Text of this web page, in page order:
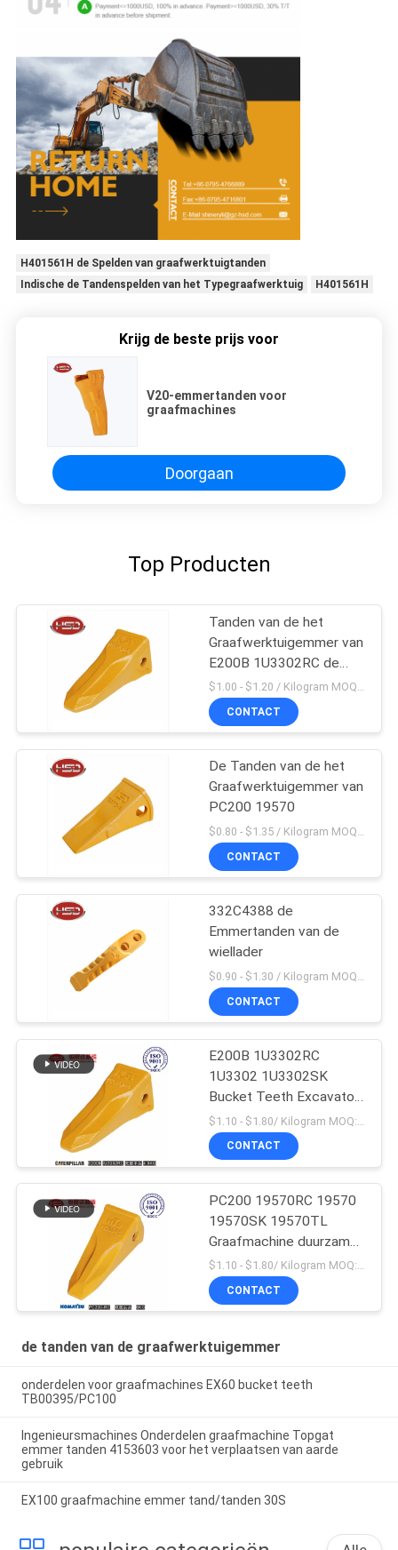
H401561H de Spelden van graafwerktuigtanden
Indische de Tandenspelden van het Typegraafwerktuig
H401561H
Krijg de beste prijs voor
V20-emmertanden voor
graafmachines
Doorgaan
Top Producten
Tanden van de het
Graafwerktuigemmer van
E200B 1U3302RC de
Mini
$1.00 - $1.20 / Kilogram MOQ:100 Kilogram/Kilogram
CONTACT
De Tanden van de het
Graafwerktuigemmer van
PC200 19570
CONTACT
332C4388 de
Emmertanden van de
wiellader
CONTACT
E200B 1U3302RC
1U3302 1U3302SK
Bucket Teeth Excavator
Massaproductie
CONTACT
PC200 19570RC 19570
19570SK 19570TL
Graafmachine duurzame
emmertanden voor
Komatsu
$1.10 - $1.80/ Kilogram MOQ:100 Kilogram/Kilogram
CONTACT
de tanden van de graafwerktuigemmer
onderdelen voor graafmachines EX60 bucket teeth
TB00395/PC100
Ingenieursmachines Onderdelen graafmachine Topgat
emmer tanden 4153603 voor het verplaatsen van aarde
gebruik
EX100 graafmachine emmer tand/tanden 30S